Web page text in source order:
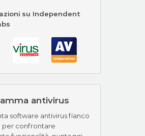
su Independent
antivirus
software antivirus fianco
per confrontare